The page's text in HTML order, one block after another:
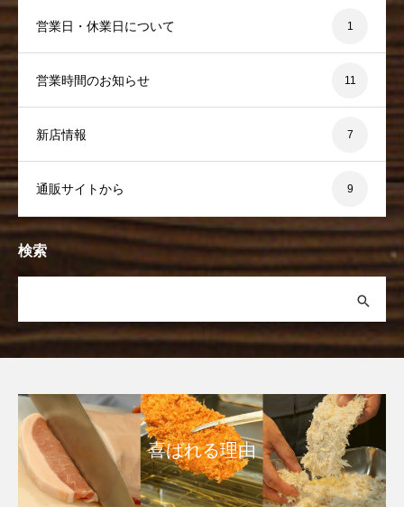
営業日・休業日について 1
営業時間のお知らせ 11
新店情報 7
通販サイトから 9
検索
喜ばれる理由